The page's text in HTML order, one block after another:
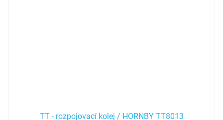
TT - rozpojovací kolej / HORNBY TT8013